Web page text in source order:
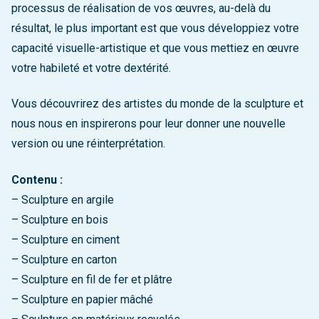
processus de réalisation de vos œuvres, au-delà du
résultat, le plus important est que vous développiez votre
capacité visuelle-artistique et que vous mettiez en œuvre
votre habileté et votre dextérité.
Vous découvrirez des artistes du monde de la sculpture et
nous nous en inspirerons pour leur donner une nouvelle
version ou une réinterprétation.
Contenu :
– Sculpture en argile
– Sculpture en bois
– Sculpture en ciment
– Sculpture en carton
– Sculpture en fil de fer et plâtre
– Sculpture en papier mâché